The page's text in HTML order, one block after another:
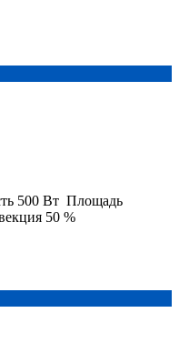
500 Вт Площадь
50 %